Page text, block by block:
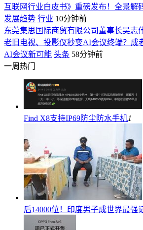
互联网行业白皮书》重磅发布！全景解
发展趋势 行业 10分钟前
东莞集思国际商贸有限公司董事长吴志
老旧电视、投影仪秒变AI会议终端？成
AI会议新可能 头条 58分钟前
一周热门
Find X8支持IP69防尘防水手机1
后14000位！印度男子成世界最强